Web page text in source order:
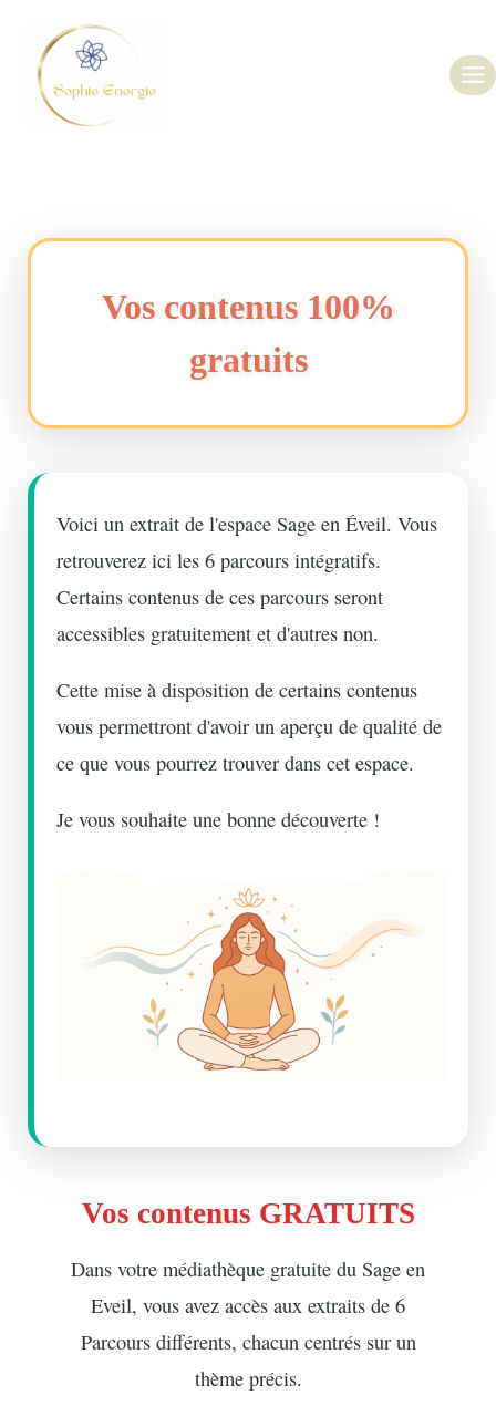
Vos contenus 100%
gratuits
Voici un extrait de l'espace Sage en Éveil. Vous
retrouverez ici les 6 parcours intégratifs.
Certains contenus de ces parcours seront
accessibles gratuitement et d'autres non.
Cette mise à disposition de certains contenus
vous permettront d'avoir un aperçu de qualité de
ce que vous pourrez trouver dans cet espace.
Je vous souhaite une bonne découverte !
Vos contenus GRATUITS
Dans votre médiathèque gratuite du Sage en
Eveil, vous avez accès aux extraits de 6
Parcours différents, chacun centrés sur un
thème précis.